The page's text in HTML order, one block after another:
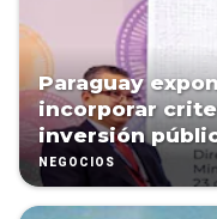
Paraguay
incorporar
inversión
NEGOCIOS